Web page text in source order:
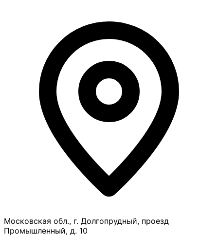
Московская обл., г. Долгопрудный, проезд
Промышленный, д. 10